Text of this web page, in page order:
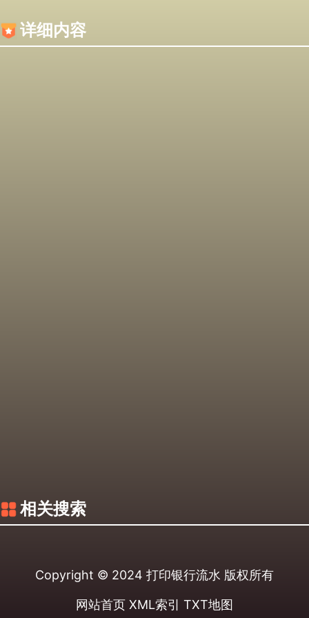
详细内容
相关搜索
Copyright © 2024 打印银行流水 版权所有
网站首页 XML索引 TXT地图